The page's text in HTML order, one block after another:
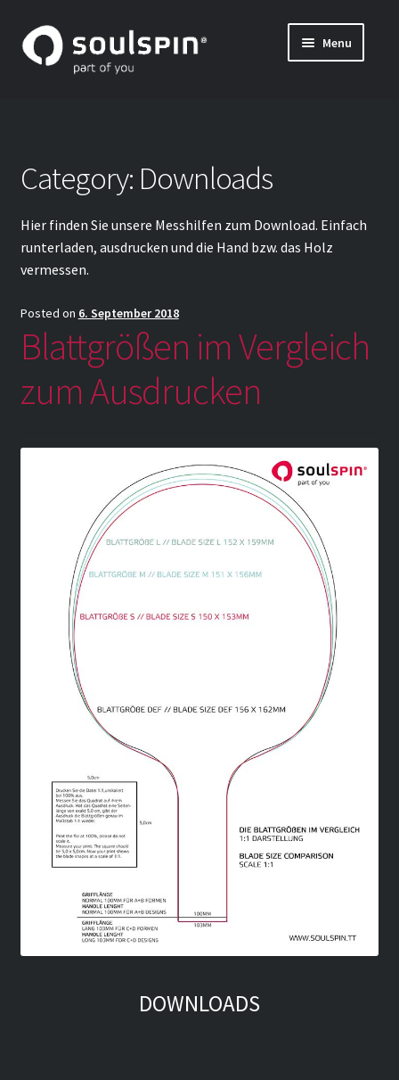
Skip
to
navigation
Skip
to
Menu
나만의 탁구 라켓 만들기 (특주)
나만의 탁구 블레이드 조합하기 – 조합 방법
Category: Downloads
Hier finden Sie unsere Messhilfen zum Download. Einfach
runterladen, ausdrucken und die Hand bzw. das Holz
vermessen.
Posted on 6. September 2018
Blattgrößen im Vergleich
zum Ausdrucken
DOWNLOADS